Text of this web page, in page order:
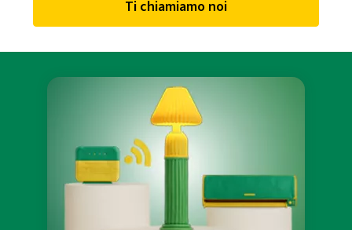
Ti chiamiamo noi